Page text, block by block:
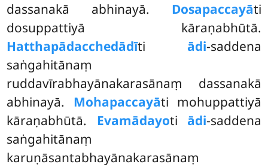
dassanakā abhinayā. Dosapaccayāti
dosuppattiyā kāraṇabhūtā.
Hatthapādacchedādīti ādi-saddena
saṅgahitānaṃ
ruddavīrabhayānakarasānaṃ dassanakā
abhinayā. Mohapaccayāti mohuppattiyā
kāraṇabhūtā. Evamādayoti ādi-saddena
saṅgahitānaṃ
karuṇāsantabhayānakarasānaṃ